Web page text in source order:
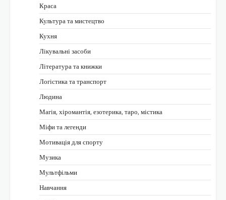
Краса
Культура та мистецтво
Кухня
Лікувальні засоби
Література та книжки
Логістика та транспорт
Людина
Магія, хіромантія, езотерика, таро, містика
Міфи та легенди
Мотивація для спорту
Музика
Мультфільми
Навчання